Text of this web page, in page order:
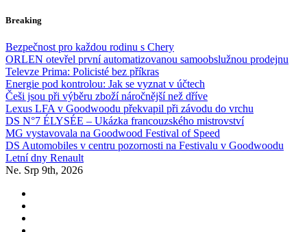
Skip
content
Breaking
Bezpečnost pro každou rodinu s Chery
ORLEN otevřel první automatizovanou samoobslužnou prodejnu
Televze Prima: Policisté bez příkras
Energie pod kontrolou: Jak se vyznat v účtech
Češi jsou při výběru zboží náročnější než dříve
Lexus LFA v Goodwoodu překvapil při závodu do vrchu
DS N°7 ÉLYSÉE – Ukázka francouzského mistrovství
MG vystavovala na Goodwood Festival of Speed
DS Automobiles v centru pozornosti na Festivalu v Goodwoodu
Letní dny Renault
Ne. Srp 9th, 2026